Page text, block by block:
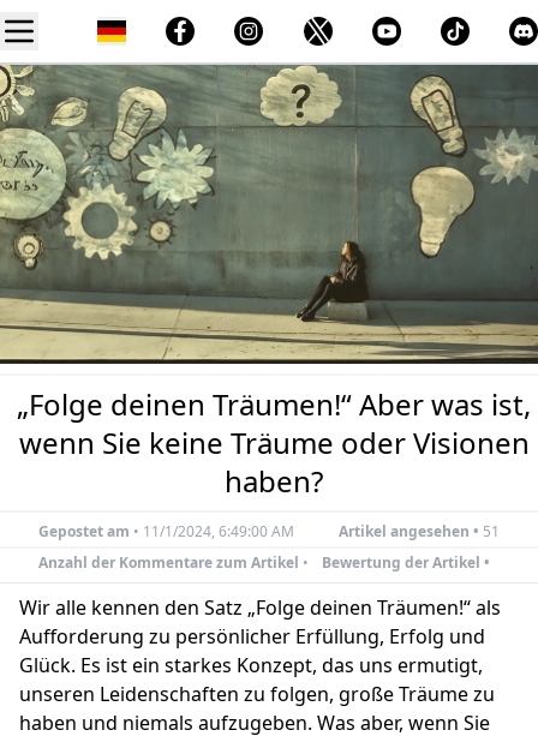
„Folge deinen Träumen!“ Aber was ist,
wenn Sie keine Träume oder Visionen
haben?
Gepostet am • 11/1/2024, 6:49:00 AM Artikel angesehen • 51
Anzahl der Kommentare zum Artikel • Bewertung der Artikel •
Wir alle kennen den Satz „Folge deinen Träumen!“ als
Aufforderung zu persönlicher Erfüllung, Erfolg und
Glück. Es ist ein starkes Konzept, das uns ermutigt,
unseren Leidenschaften zu folgen, große Träume zu
haben und niemals aufzugeben. Was aber, wenn Sie